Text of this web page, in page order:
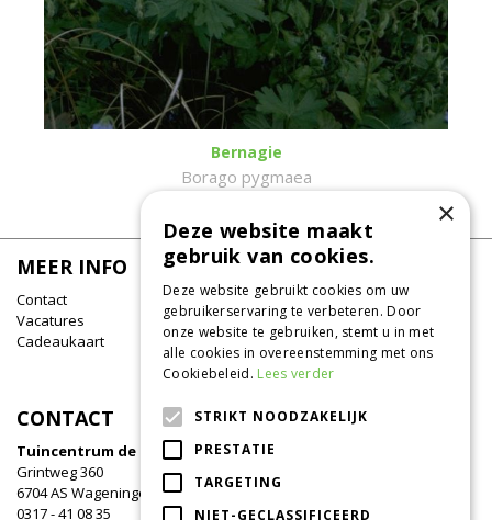
Bernagie
Borago pygmaea
MEER INFO
Contact
Vacatures
Cadeaukaart
CONTACT
Tuincentrum de Oude Tol
Grintweg 360
6704 AS Wageningen
0317 - 41 08 35
×
Deze website maakt
gebruik van cookies.
Deze website gebruikt cookies om uw
gebruikerservaring te verbeteren. Door
onze website te gebruiken, stemt u in met
alle cookies in overeenstemming met ons
Cookiebeleid. Lees verder
STRIKT NOODZAKELIJK
PRESTATIE
TARGETING
NIET-GECLASSIFICEERD